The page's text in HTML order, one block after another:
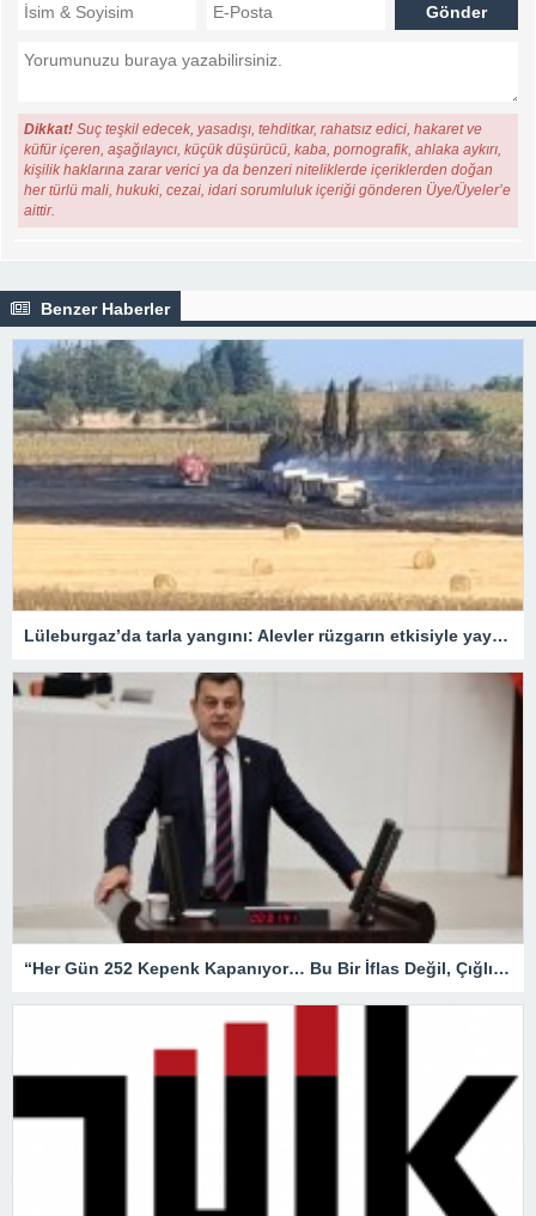
Dikkat! Suç teşkil edecek, yasadışı, tehditkar, rahatsız edici, hakaret ve
küfür içeren, aşağılayıcı, küçük düşürücü, kaba, pornografik, ahlaka aykırı,
kişilik haklarına zarar verici ya da benzeri niteliklerde içeriklerden doğan
her türlü mali, hukuki, cezai, idari sorumluluk içeriği gönderen Üye/Üyeler’e
aittir.
Benzer Haberler
Lüleburgaz’da tarla yangını: Alevler rüzgarın etkisiyle yayıldı
“Her Gün 252 Kepenk Kapanıyor… Bu Bir İflas Değil, Çığlıktır!”